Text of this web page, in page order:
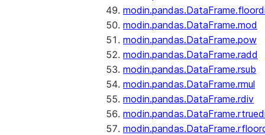
modin.pandas.DataFrame.mod
modin.pandas.DataFrame.pow
modin.pandas.DataFrame.radd
modin.pandas.DataFrame.rsub
modin.pandas.DataFrame.rmul
modin.pandas.DataFrame.rdiv